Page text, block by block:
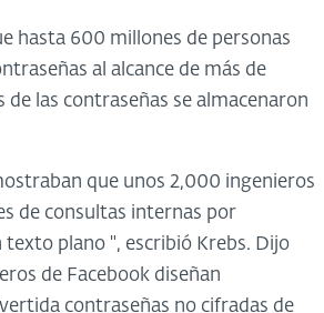
hasta 600 millones de personas
al alcance de más de
las contraseñas se almacenaron
que unos 2,000 ingenieros
de consultas internas por
plano ", escribió Krebs. Dijo
de Facebook diseñan
contraseñas no cifradas de